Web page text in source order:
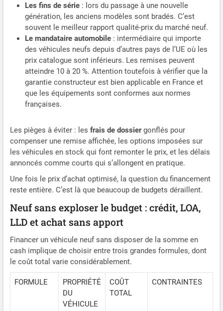
Les fins de série: lors du passage à une nouvelle
génération, les anciens modèles sont bradés. C’est
souvent le meilleur rapport qualité-prix du marché neuf.
Le mandataire automobile: intermédiaire qui importe
des véhicules neufs depuis d’autres pays de l’UE où les
prix catalogue sont inférieurs. Les remises peuvent
atteindre 10 à 20 %. Attention toutefois à vérifier que la
garantie constructeur est bien applicable en France et
que les équipements sont conformes aux normes
françaises.
Les pièges à éviter : les frais de dossiergonflés pour
compenser une remise affichée, les options imposées sur
les véhicules en stock qui font remonter le prix, et les délais
annoncés comme courts qui s’allongent en pratique.
Une fois le prix d’achat optimisé, la question du financement
reste entière. C’est là que beaucoup de budgets déraillent.
Neuf sans exploser le budget : crédit, LOA,
LLD et achat sans apport
Financer un véhicule neuf sans disposer de la somme en
cash implique de choisir entre trois grandes formules, dont
le coût total varie considérablement.
FORMULE
PROPRIÉTÉ
DU
VÉHICULE
COÛT
TOTAL
CONTRAINTES